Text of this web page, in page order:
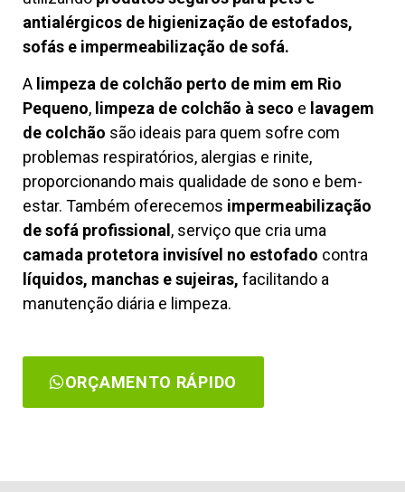
antialérgicos de higienização de estofados,
sofás e impermeabilização de sofá.
A limpeza de colchão perto de mim em Rio
Pequeno, limpeza de colchão à seco e lavagem
de colchão são ideais para quem sofre com
problemas respiratórios, alergias e rinite,
proporcionando mais qualidade de sono e bem-
estar. Também oferecemos impermeabilização
de sofá profissional , serviço que cria uma
camada protetora invisível no estofado contra
líquidos, manchas e sujeiras, facilitando a
manutenção diária e limpeza.
ORÇAMENTO RÁPIDO